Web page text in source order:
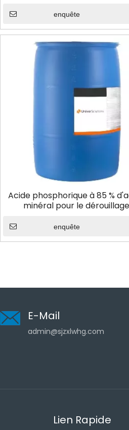
enquête
Acide phosphorique à 85 %
minéral pour le dérouillage
enquête
E-Mail
admin@sjzxlwhg.com
Lien Rapide